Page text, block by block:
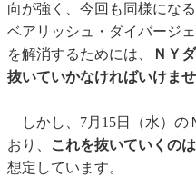
向が強く、今回も同様にな
ベアリッシュ・ダイバージ
を解消するためには、
ＮＹ
抜いていかなければいけま
しかし、7月15日（水）の
おり、
これを抜いていくの
想定しています。